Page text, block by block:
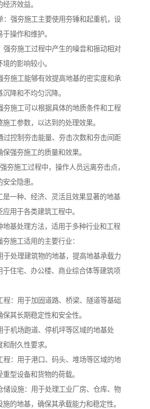
济效益。
：强夯施工主要使用夯锤和起重机，设
操作和维护。
强夯施工过程中产生的噪音和振动相对
的影响较小。
夯施工能够有效提高地基的密实度和承
降和不均匀沉降。
夯施工可以根据具体的地质条件和工程
工参数，以达到的处理效果。
过控制夯击能量、夯击次数和夯击间距
强夯施工的质量和效果。
夯施工过程中，操作人员远离夯击点，
全隐患。
是一种、经济、灵活且效果显著的地基
用于各类建筑工程中。
地基处理方法，适用于多种行业和工程
施工适用的主要行业：
于处理建筑物的地基，提高地基承载力
于住宅、办公楼、商业综合体等建筑项
程：用于加固道路、桥梁、隧道等基础
其长期稳定性和安全性。
于机场跑道、停机坪等区域的地基处
耐久性要求。
程：用于港口、码头、堆场等区域的地
型设备和货物的荷载。
储设施：用于处理工业厂房、仓库、物
的地基，确保其承载能力和稳定性。